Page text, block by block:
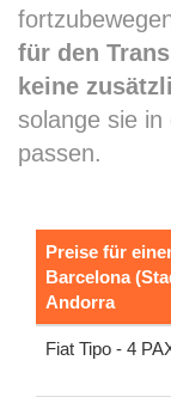
für den
keine
solange sie
passen.
Preise für
Barcelona
Andorra
Fiat Tipo - 4